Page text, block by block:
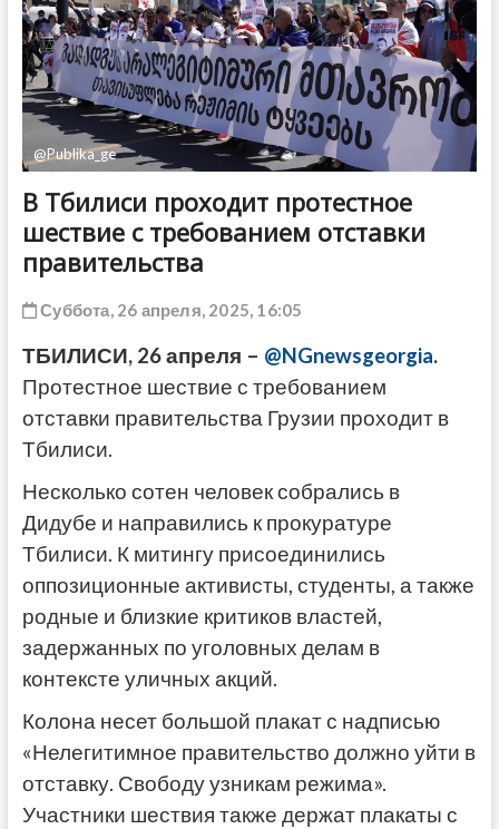
@Publika_ge
В Тбилиси проходит протестное
шествие с требованием отставки
правительства
Суббота, 26 апреля, 2025, 16:05
ТБИЛИСИ, 26 апреля – @NGnewsgeorgia.
Протестное шествие с требованием
отставки правительства Грузии проходит в
Тбилиси.
Несколько сотен человек собрались в
Дидубе и направились к прокуратуре
Тбилиси. К митингу присоединились
оппозиционные активисты, студенты, а также
родные и близкие критиков властей,
задержанных по уголовных делам в
контексте уличных акций.
Колона несет большой плакат с надписью
«Нелегитимное правительство должно уйти в
отставку. Свободу узникам режима».
Участники шествия также держат плакаты с